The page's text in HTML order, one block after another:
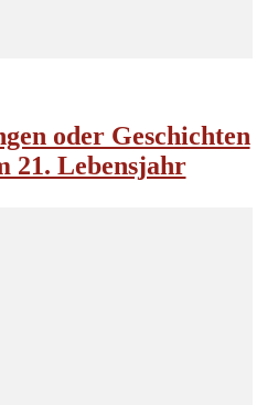
oder Geschichten
21. Lebensjahr